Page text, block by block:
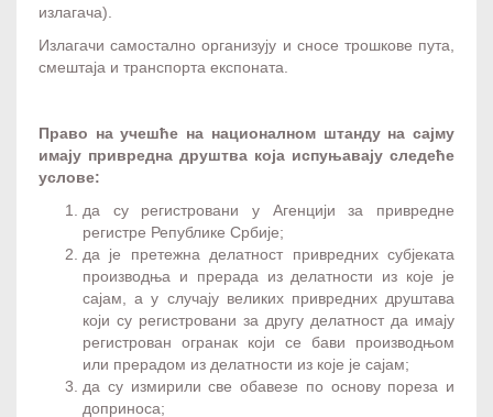
излагача).
Излагачи самостално организују и сносе трошкове пута,
смештаја и транспорта експоната.
Право на учешће на националном штанду на сајму
имају привредна друштва која испуњавају следеће
услове:
да су регистровани у Агенцији за привредне
регистре Републике Србије;
да је претежна делатност привредних субјеката
производња и прерада из делатности из које је
сајам, а у случају великих привредних друштава
који су регистровани за другу делатност да имају
регистрован огранак који се бави производњом
или прерадом из делатности из које је сајам;
да су измирили све обавезе по основу пореза и
доприноса;